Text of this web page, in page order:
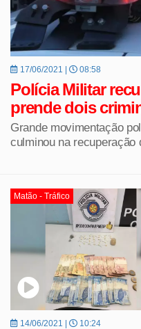
17/06/2021 | 08:58
Polícia Militar
prende dois
Grande movimentação
culminou na recuperação
Matão - Tráfico
14/06/2021 | 10:24